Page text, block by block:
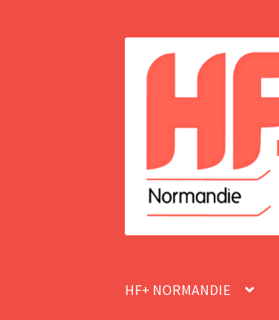
HF+ NORMANDIE